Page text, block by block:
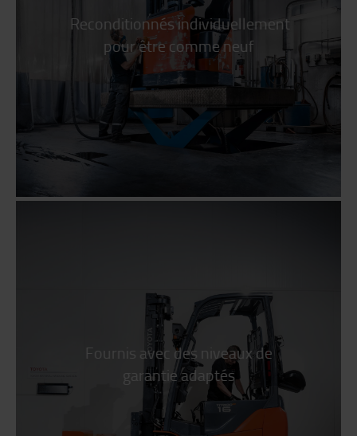
Reconditionnés individuellement
pour être comme neuf
Fournis avec des niveaux de
garantie adaptés